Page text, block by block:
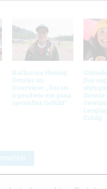
Katharina Hennig
Dotzler im
Interview: „Das ist
irgendwie ein ganz
spezielles Gefühl“
Das
Bronze-
Erfolg